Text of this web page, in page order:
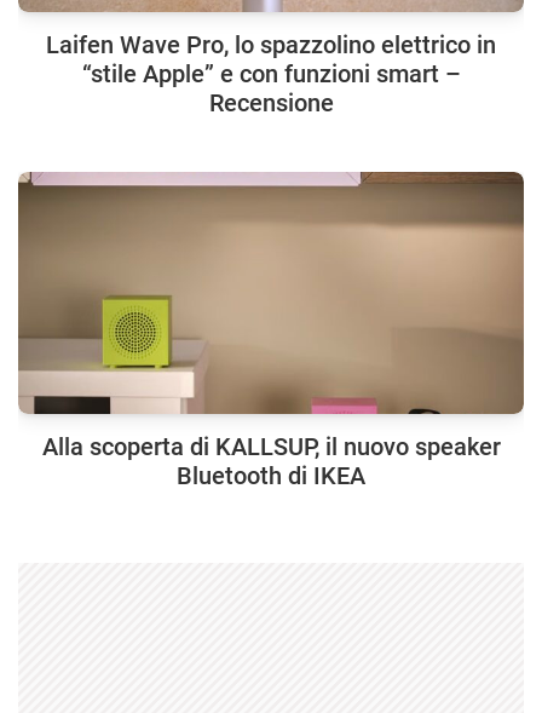
Laifen Wave Pro, lo spazzolino elettrico in
“stile Apple” e con funzioni smart –
Recensione
Alla scoperta di KALLSUP, il nuovo speaker
Bluetooth di IKEA